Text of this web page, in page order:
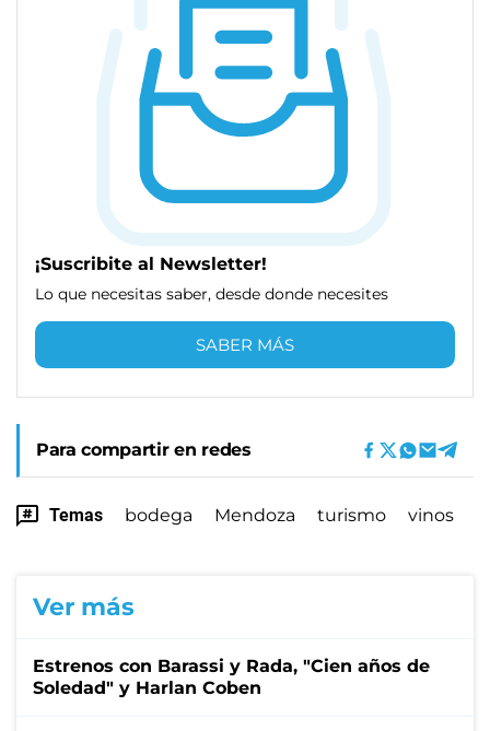
¡Suscribite al Newsletter!
Lo que necesitas saber, desde donde necesites
SABER MÁS
Para compartir en redes
Temas bodega Mendoza turismo vinos
Ver más
Estrenos con Barassi y Rada, "Cien años de
Soledad" y Harlan Coben